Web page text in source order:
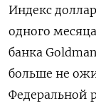
Индекс
одного
банка
больше не
Федеральной